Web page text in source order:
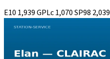
E10 1,939GPLc1,070SP98 2,039